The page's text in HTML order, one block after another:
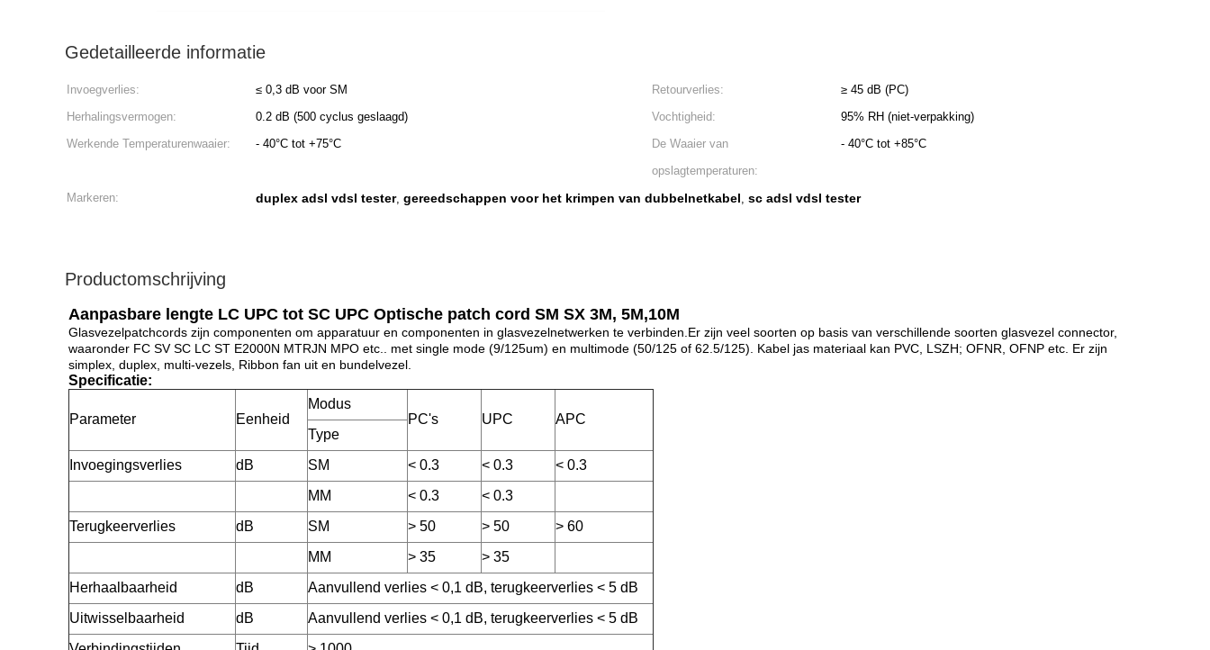
Gedetailleerde informatie
Invoegverlies: ≤ 0,3 dB voor SM Retourverlies:
≥ 45 dB (PC)
Herhalingsvermogen:
0.2 dB (500 cyclus geslaagd) Vochtigheid:
95% RH (niet-verpakking)
Werkende Temperaturenwaaier:
- 40°C tot +75°C
De Waaier van
opslagtemperaturen:
- 40°C tot +85°C
Markeren: duplex adsl vdsl tester, gereedschappen voor het krimpen van dubbelnetkabel, sc adsl vdsl tester
Productomschrijving
Aanpasbare lengte LC UPC tot SC UPC Optische patch cord SM SX 3M, 5M,10M
Glasvezelpatchcords zijn componenten om apparatuur en componenten in glasvezelnetwerken te verbinden.Er zijn veel soorten op basis van verschillende soorten glasvezel connector,
waaronder FC SV SC LC ST E2000N MTRJN MPO etc.. met single mode (9/125um) en multimode (50/125 of 62.5/125). Kabel jas materiaal kan PVC, LSZH; OFNR, OFNP etc. Er zijn
simplex, duplex, multi-vezels, Ribbon fan uit en bundelvezel.
Specificatie:
Parameter Eenheid
Modus
PC's
UPC
APC
Type
Invoegingsverlies
dB SM < 0.3 < 0.3
< 0.3
MM
< 0.3
< 0.3
Terugkeerverlies
dB SM > 50 > 50
> 60
MM
> 35
> 35
Herhaalbaarheid
dB
Aanvullend verlies < 0,1 dB, terugkeerverlies < 5 dB
Uitwisselbaarheid
dB
Aanvullend verlies < 0,1 dB, terugkeerverlies < 5 dB